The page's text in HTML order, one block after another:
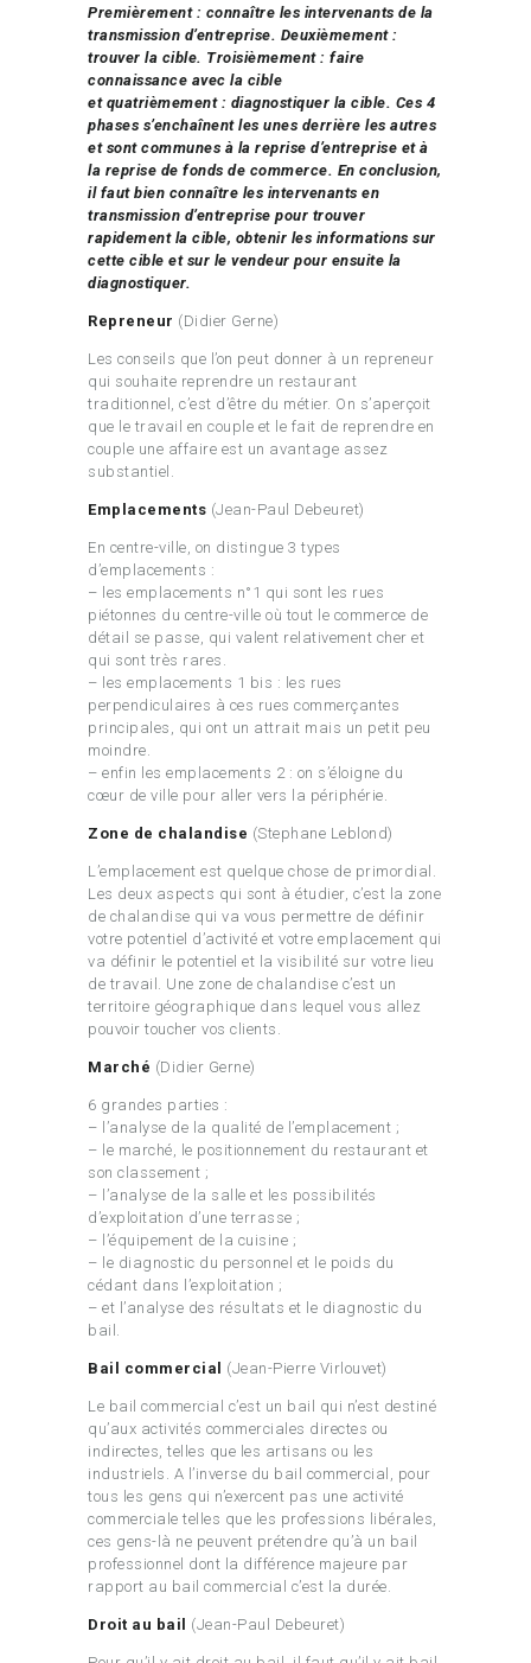
Premièrement : connaître les intervenants de la
transmission d’entreprise. Deuxièmement :
trouver la cible. Troisièmement : faire
connaissance avec la cible
et quatrièmement : diagnostiquer la cible. Ces 4
phases s’enchaînent les unes derrière les autres
et sont communes à la reprise d’entreprise et à
la reprise de fonds de commerce. En conclusion,
il faut bien connaître les intervenants en
transmission d’entreprise pour trouver
rapidement la cible, obtenir les informations sur
cette cible et sur le vendeur pour ensuite la
diagnostiquer.
Repreneur (Didier Gerne)
Les conseils que l’on peut donner à un repreneur
qui souhaite reprendre un restaurant
traditionnel, c’est d’être du métier. On s’aperçoit
que le travail en couple et le fait de reprendre en
couple une affaire est un avantage assez
substantiel.
Emplacements (Jean-Paul Debeuret)
En centre-ville, on distingue 3 types
d’emplacements :
– les emplacements n°1 qui sont les rues
piétonnes du centre-ville où tout le commerce de
détail se passe, qui valent relativement cher et
qui sont très rares.
– les emplacements 1 bis : les rues
perpendiculaires à ces rues commerçantes
principales, qui ont un attrait mais un petit peu
moindre.
– enfin les emplacements 2 : on s’éloigne du
cœur de ville pour aller vers la périphérie.
Zone de chalandise (Stephane Leblond)
L’emplacement est quelque chose de primordial.
Les deux aspects qui sont à étudier, c’est la zone
de chalandise qui va vous permettre de définir
votre potentiel d’activité et votre emplacement qui
va définir le potentiel et la visibilité sur votre lieu
de travail. Une zone de chalandise c’est un
territoire géographique dans lequel vous allez
pouvoir toucher vos clients.
Marché (Didier Gerne)
6 grandes parties :
– l’analyse de la qualité de l’emplacement ;
– le marché, le positionnement du restaurant et
son classement ;
– l’analyse de la salle et les possibilités
d’exploitation d’une terrasse ;
– l’équipement de la cuisine ;
– le diagnostic du personnel et le poids du
cédant dans l’exploitation ;
– et l’analyse des résultats et le diagnostic du
bail.
Bail commercial (Jean-Pierre Virlouvet)
Le bail commercial c’est un bail qui n’est destiné
qu’aux activités commerciales directes ou
indirectes, telles que les artisans ou les
industriels. A l’inverse du bail commercial, pour
tous les gens qui n’exercent pas une activité
commerciale telles que les professions libérales,
ces gens-là ne peuvent prétendre qu’à un bail
professionnel dont la différence majeure par
rapport au bail commercial c’est la durée.
Droit au bail (Jean-Paul Debeuret)